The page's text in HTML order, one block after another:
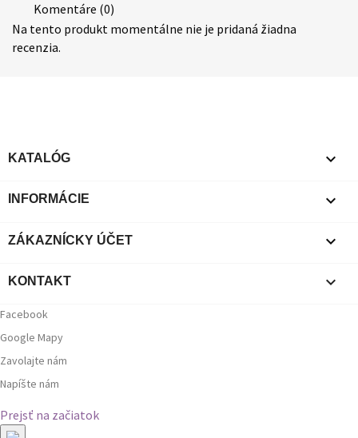
Komentáre (0)
Na tento produkt momentálne nie je pridaná žiadna
recenzia.
KATALÓG 
INFORMÁCIE 
ZÁKAZNÍCKY ÚČET 
KONTAKT 
Facebook
Google Mapy
Zavolajte nám
Napíšte nám
Prejsť na začiatok